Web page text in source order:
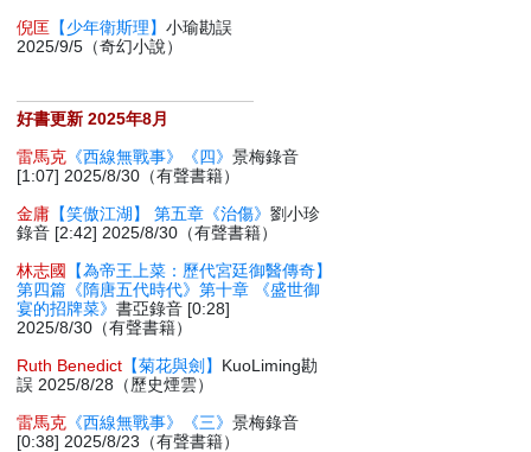
倪匡 【少年衛斯理】小瑜勘誤
2025/9/5（奇幻小說）
好書更新 2025年8月
雷馬克 《西線無戰事》《四》景梅錄音
[1:07] 2025/8/30（有聲書籍）
金庸 【笑傲江湖】 第五章《治傷》劉小珍
錄音 [2:42] 2025/8/30（有聲書籍）
林志國
【為帝王上菜：歷代宮廷御醫傳奇】
第四篇《隋唐五代時代》第十章 《盛世御
宴的招牌菜》書亞錄音 [0:28]
2025/8/30（有聲書籍）
Ruth Benedict 【菊花與劍】 KuoLiming勘
誤 2025/8/28（歷史煙雲）
雷馬克 《西線無戰事》《三》景梅錄音
[0:38] 2025/8/23（有聲書籍）